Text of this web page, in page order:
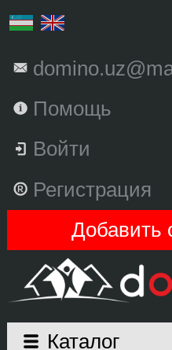
Помощь
Войти
Регистрация
Добавить
Каталог